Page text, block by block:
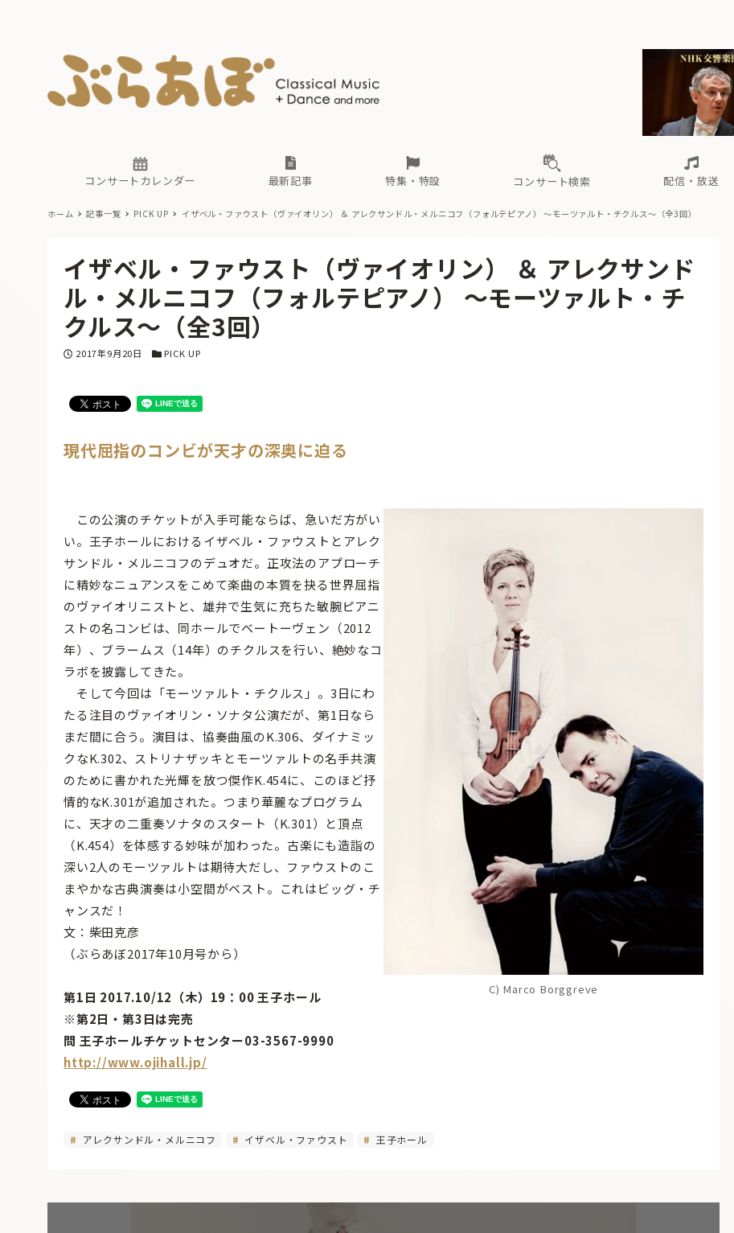
コンサートカレンダー 最新記事
古楽とその先と オーケストラの楽屋から 海の向こうの音楽家 Aからの眺望
特集・特設
現場のプロが推す！間違いないオーケストラコンサート
過去の特集
コンサート検索 配信・放送
無料ライブ配信スケジュール 有料ライブ配信スケジュール
か さ た な は ま や わ
古楽とその先と Aからの眺望
無料ライブ配信スケジュール
あ か さ
ホーム 記事一覧 PICK UP イザベル・ファウスト（ヴァイオリン） ＆ アレクサンドル・メルニコフ（フォルテピアノ） 〜モーツァルト・チクルス〜（全3回）
イザベル・ファウスト（ヴァイオリン） ＆ アレクサンド
ル・メルニコフ（フォルテピアノ） 〜モーツァルト・チ
クルス〜（全3回）
投稿日
2017年9月20日 カテゴリー
PICK UP
現代屈指のコンビが天才の深奥に迫る
C) Marco Borggreve
この公演のチケットが入手可能ならば、急いだ方がい
い。王子ホールにおけるイザベル・ファウストとアレク
サンドル・メルニコフのデュオだ。正攻法のアプローチ
に精妙なニュアンスをこめて楽曲の本質を抉る世界屈指
のヴァイオリニストと、雄弁で生気に充ちた敏腕ピアニ
ストの名コンビは、同ホールでベートーヴェン（2012
年）、ブラームス（14年）のチクルスを行い、絶妙なコ
ラボを披露してきた。
そして今回は「モーツァルト・チクルス」。3日にわ
たる注目のヴァイオリン・ソナタ公演だが、第1日なら
まだ間に合う。演目は、協奏曲風のK.306、ダイナミッ
クなK.302、ストリナザッキとモーツァルトの名手共演
のために書かれた光輝を放つ傑作K.454に、このほど抒
情的なK.301が追加された。つまり華麗なプログラム
に、天才の二重奏ソナタのスタート（K.301）と頂点
（K.454）を体感する妙味が加わった。古楽にも造詣の
深い2人のモーツァルトは期待大だし、ファウストのこ
まやかな古典演奏は小空間がベスト。これはビッグ・チ
ャンスだ！
文：柴田克彦
（ぶらあぼ2017年10月号から）
第1日 2017.10/12（木）19：00 王子ホール
※第2日・第3日は完売
問 王子ホールチケットセンター03-3567-9990
http://www.ojihall.jp/
アレクサンドル・メルニコフ イザベル・ファウスト 王子ホール